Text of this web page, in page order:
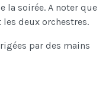
la soirée. A noter que
deux orchestres.
par des mains